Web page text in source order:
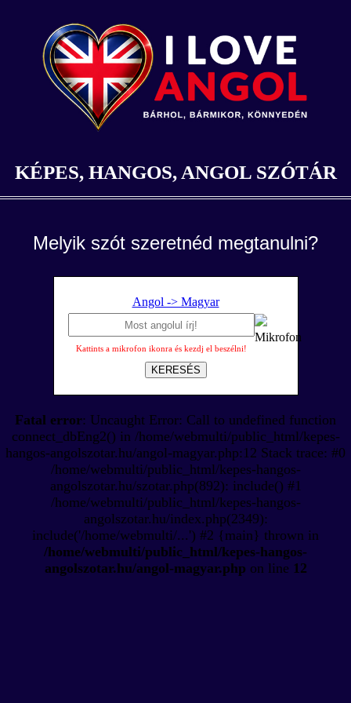
KÉPES, HANGOS, ANGOL SZÓTÁR
Melyik szót szeretnéd megtanulni?
Angol -> Magyar
Kattints a mikrofon ikonra és kezdj el beszélni!
KERESÉS
Fatal error: Uncaught Error: Call to undefined function
connect_dbEng2() in /home/webmulti/public_html/kepes-
hangos-angolszotar.hu/angol-magyar.php:12 Stack trace: #0
/home/webmulti/public_html/kepes-hangos-
angolszotar.hu/szotar.php(892): include() #1
/home/webmulti/public_html/kepes-hangos-
angolszotar.hu/index.php(2349):
include('/home/webmulti/...') #2 {main} thrown in
/home/webmulti/public_html/kepes-hangos-
angolszotar.hu/angol-magyar.php on line 12